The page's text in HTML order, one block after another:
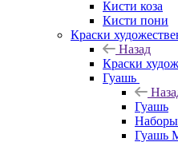
Кисти коза
Кисти пони
Краски
Назад
Краски
Гуашь
Гуашь
Гуашь